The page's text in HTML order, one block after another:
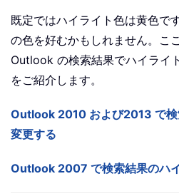
既定ではハイライト色は黄色で
の色を好むかもしれません。こ
Outlook の検索結果でハイライ
をご紹介します。
Outlook 2010 および2013 で検
変更する
Outlook 2007 で検索結果のハ